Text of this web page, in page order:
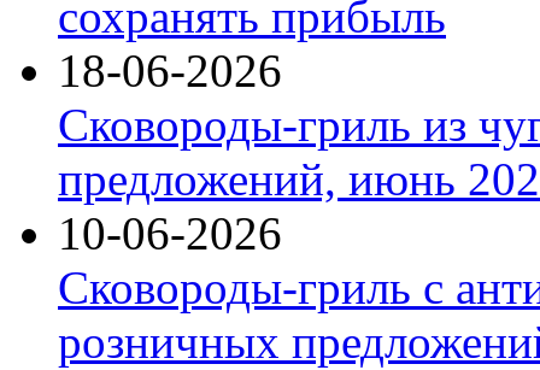
сохранять прибыль
18-06-2026
Сковороды-гриль из
предложений, июнь
10-06-2026
Сковороды-гриль с
розничных